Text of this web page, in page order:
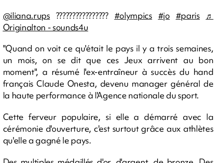
@iliana.rups???????????????? #olympics #jo #paris
♬
Originalton - sounds4u
"Quand on voit ce qu'était le pays il y a trois semaines,
un mois, on se dit que ces Jeux arrivent au bon
moment", a résumé l'ex-entraîneur à succès du hand
français Claude Onesta, devenu manager général de
la haute performance à l'Agence nationale du sport.
Cette ferveur populaire, si elle a démarré avec la
cérémonie d'ouverture, c'est surtout grâce aux athlètes
qu'elle a gagné le pays.